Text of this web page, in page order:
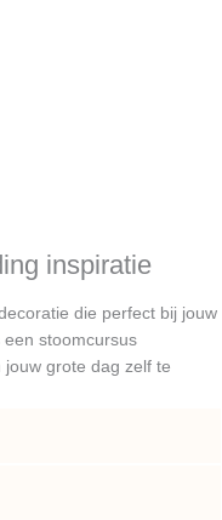
inspiratie
die perfect bij jouw
een stoomcursus
grote dag zelf te